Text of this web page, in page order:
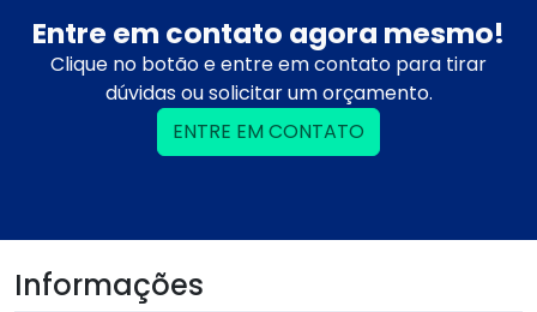
Entre em contato agora mesmo!
Clique no botão e entre em contato para tirar
dúvidas ou solicitar um orçamento.
ENTRE EM CONTATO
Informações